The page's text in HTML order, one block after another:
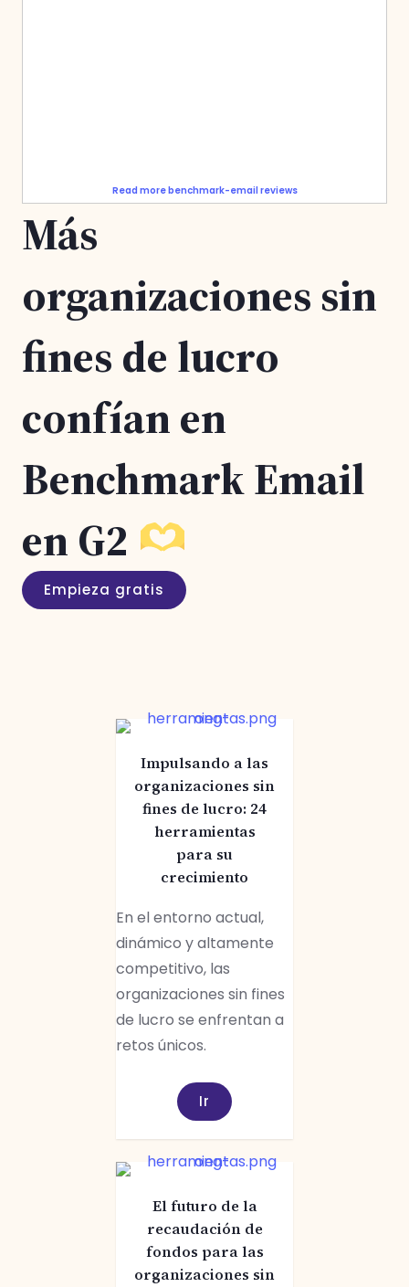
Read more benchmark-email reviews
Más
organizaciones sin
fines de lucro
confían en
Benchmark Email
en G2
Empieza gratis
Impulsando a las
organizaciones sin
fines de lucro: 24
herramientas
para su
crecimiento
En el entorno actual,
dinámico y altamente
competitivo, las
organizaciones sin fines
de lucro se enfrentan a
retos únicos.
Ir
El futuro de la
recaudación de
fondos para las
organizaciones sin